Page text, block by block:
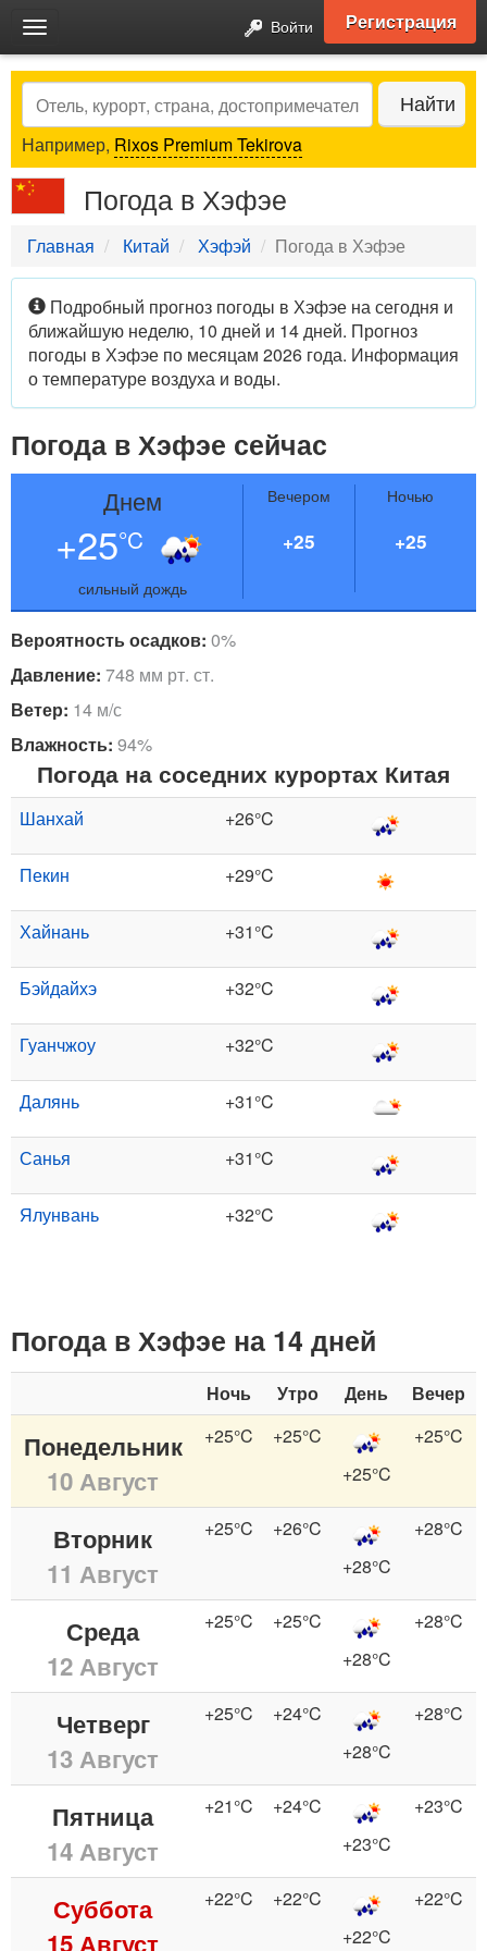
Toggle
navigation
Войти Регистрация
Search Найти
Например, Rixos Premium Tekirova
Погода в Хэфэе
Главная Китай Хэфэй Погода в Хэфэе
Подробный прогноз погоды в Хэфэе на сегодня и
ближайшую неделю, 10 дней и 14 дней. Прогноз
погоды в Хэфэе по месяцам 2026 года. Информация
о температуре воздуха и воды.
Погода в Хэфэе сейчас
Днем
+25°C
сильный дождь
Вечером
+25
Ночью
+25
Вероятность осадков: 0%
Давление: 748 мм рт. ст.
Ветер: 14 м/с
Влажность: 94%
Погода на соседних курортах Китая
Шанхай +26°C
Пекин +29°C
Хайнань +31°C
Бэйдайхэ +32°C
Гуанчжоу +32°C
Далянь +31°C
Санья +31°C
Ялунвань +32°C
Погода в Хэфэе на 14 дней
Ночь Утро День Вечер
Понедельник
10 Август
+25°C
+25°C
+25°C
+25°C
Вторник
11 Август
+25°C
+26°C
+28°C
+28°C
Среда
12 Август
+25°C
+25°C
+28°C
+28°C
Четверг
13 Август
+25°C
+24°C
+28°C
+28°C
Пятница
14 Август
+21°C
+24°C
+23°C
+23°C
Суббота
15 Август
+22°C
+22°C
+22°C
+22°C